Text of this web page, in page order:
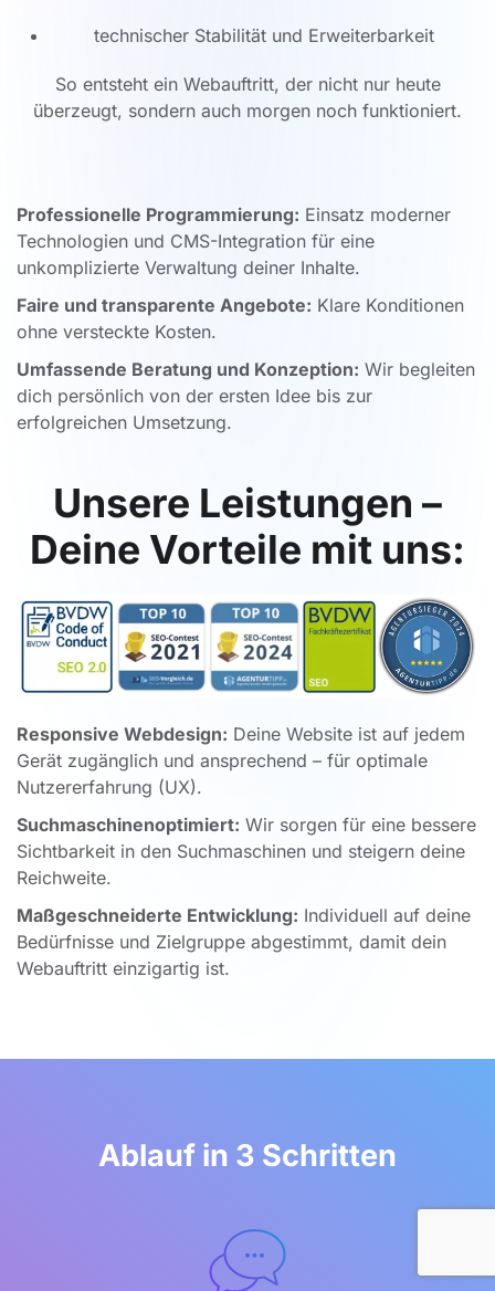
technischer Stabilität und Erweiterbarkeit
So entsteht ein Webauftritt, der nicht nur heute
überzeugt, sondern auch morgen noch funktioniert.
Professionelle Programmierung: Einsatz moderner
Technologien und CMS-Integration für eine
unkomplizierte Verwaltung deiner Inhalte.
Faire und transparente Angebote: Klare Konditionen
ohne versteckte Kosten.
Umfassende Beratung und Konzeption: Wir begleiten
dich persönlich von der ersten Idee bis zur
erfolgreichen Umsetzung.
Unsere Leistungen –
Deine Vorteile mit uns:
Responsive Webdesign: Deine Website ist auf jedem
Gerät zugänglich und ansprechend – für optimale
Nutzererfahrung (UX).
Suchmaschinenoptimiert: Wir sorgen für eine bessere
Sichtbarkeit in den Suchmaschinen und steigern deine
Reichweite.
Maßgeschneiderte Entwicklung: Individuell auf deine
Bedürfnisse und Zielgruppe abgestimmt, damit dein
Webauftritt einzigartig ist.
Ablauf in 3 Schritten